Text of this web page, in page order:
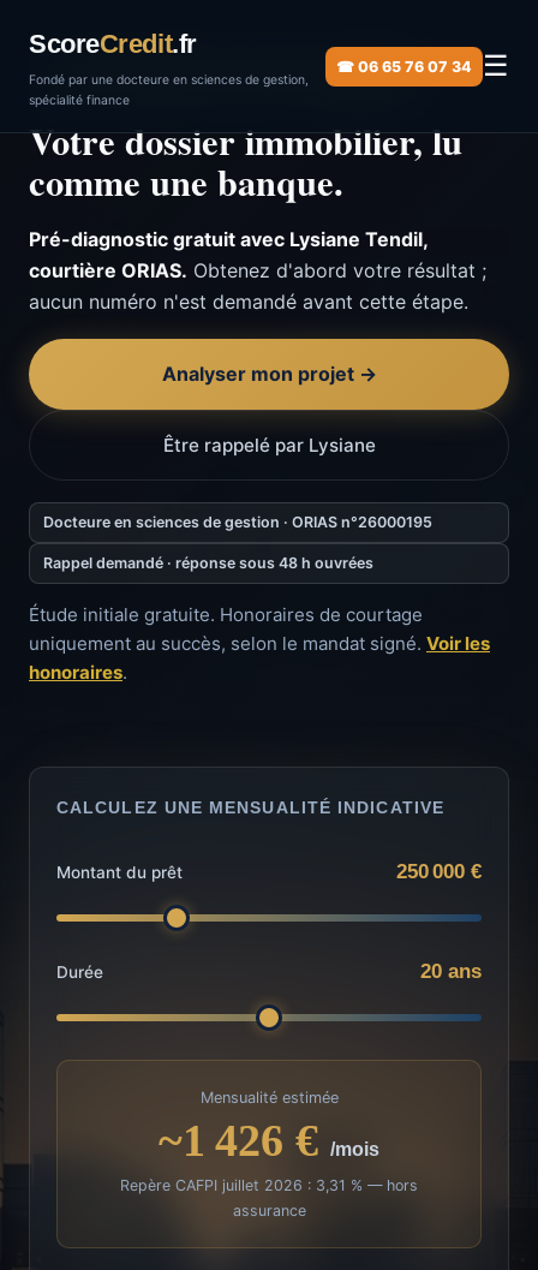
ScoreCredit.fr
Fondé par une docteure en sciences de gestion,
spécialité finance
☎ 06 65 76 07 34 ☰
Baromètre juillet 2026 · vérifié le 14 juillet 2026
Votre dossier immobilier, lu
comme une banque.
Pré-diagnostic gratuit avec Lysiane Tendil,
courtière ORIAS. Obtenez d'abord votre résultat ;
aucun numéro n'est demandé avant cette étape.
Analyser mon projet →
Être rappelé par Lysiane
Docteure en sciences de gestion · ORIAS n°26000195
Rappel demandé · réponse sous 48 h ouvrées
Étude initiale gratuite. Honoraires de courtage
uniquement au succès, selon le mandat signé. Voir les
honoraires.
CALCULEZ UNE MENSUALITÉ INDICATIVE
Montant du prêt 250 000 €
Durée 20 ans
Mensualité estimée
~1 426 € /mois
Repère CAFPI juillet 2026 : 3,31 % — hors
assurance